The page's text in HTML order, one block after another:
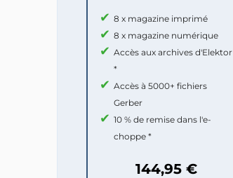
8 x magazine imprimé
8 x magazine numérique
Accès aux archives d'Elektor
*
Accès à 5000+ fichiers
Gerber
10 % de remise dans l'e-
choppe *
144,95 €